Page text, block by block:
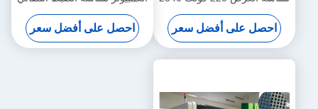
ديسيبل متوحد الخواص
احصل على أفضل سعر احصل على أفضل سعر